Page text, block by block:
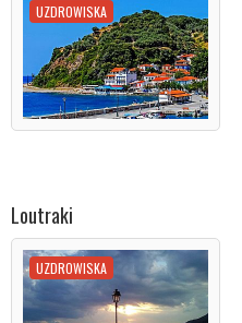
UZDROWISKA
Loutraki
UZDROWISKA